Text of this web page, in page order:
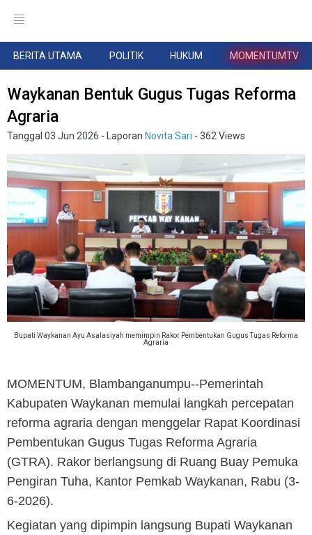
BERITA UTAMA POLITIK HUKUM MOMENTUMTV
Waykanan Bentuk Gugus Tugas Reforma
Agraria
Tanggal 03 Jun 2026 - Laporan Novita Sari - 362 Views
Bupati Waykanan Ayu Asalasiyah memimpin Rakor Pembentukan Gugus Tugas Reforma
Agraria
MOMENTUM, Blambanganumpu--Pemerintah
Kabupaten Waykanan memulai langkah percepatan
reforma agraria dengan menggelar Rapat Koordinasi
Pembentukan Gugus Tugas Reforma Agraria
(GTRA). Rakor berlangsung di Ruang Buay Pemuka
Pengiran Tuha, Kantor Pemkab Waykanan, Rabu (3-
6-2026).
Kegiatan yang dipimpin langsung Bupati Waykanan